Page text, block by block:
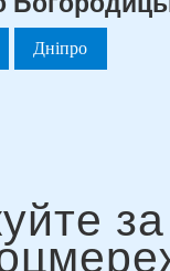
Дніпро